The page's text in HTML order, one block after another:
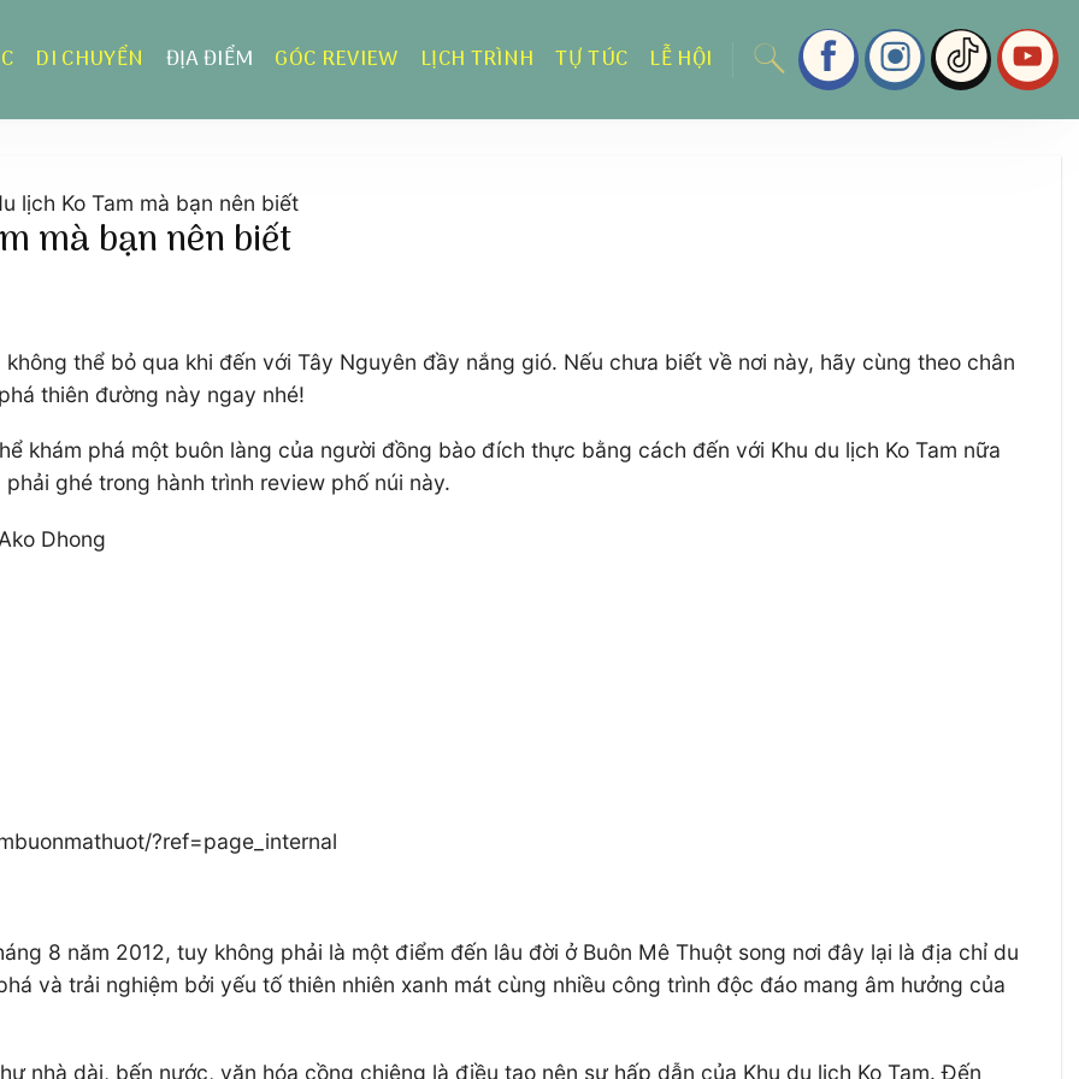
DI CHUYỂN ĐỊA ĐIỂM GÓC REVIEW LỊCH TRÌNH TỰ TÚC LỄ HỘI
lịch Ko Tam mà bạn nên biết
mà bạn nên biết
thể bỏ qua khi đến với Tây Nguyên đầy nắng gió. Nếu chưa biết về nơi này, hãy cùng theo chân
thiên đường này ngay nhé!
khám phá một buôn làng của người đồng bào đích thực bằng cách đến với Khu du lịch Ko Tam nữa
ghé trong hành trình review phố núi này.
Dhong
?ref=page_internal
8 năm 2012, tuy không phải là một điểm đến lâu đời ở Buôn Mê Thuột song nơi đây lại là địa chỉ du
và trải nghiệm bởi yếu tố thiên nhiên xanh mát cùng nhiều công trình độc đáo mang âm hưởng của
nhà dài, bến nước, văn hóa cồng chiêng là điều tạo nên sự hấp dẫn của Khu du lịch Ko Tam. Đến